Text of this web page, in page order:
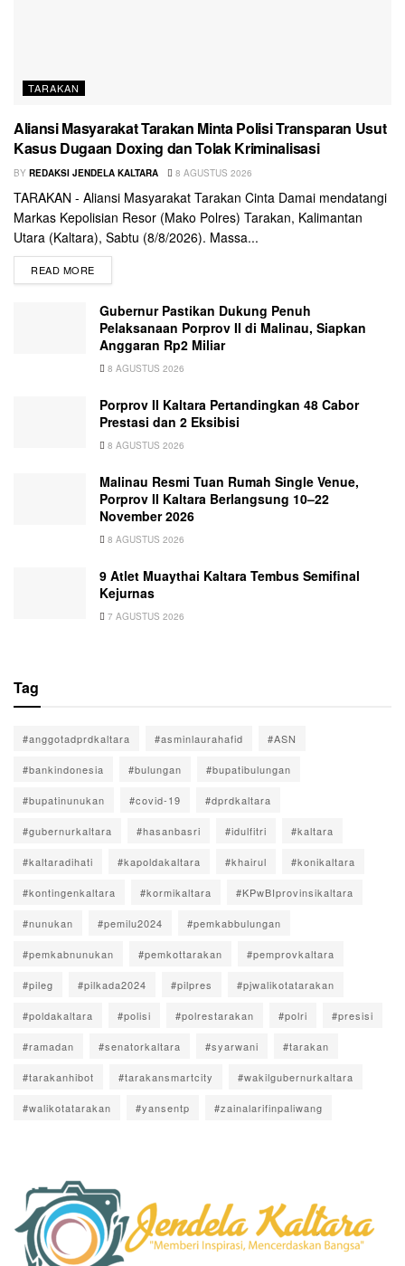
TARAKAN
Aliansi Masyarakat Tarakan Minta Polisi Transparan Usut
Kasus Dugaan Doxing dan Tolak Kriminalisasi
BY REDAKSI JENDELA KALTARA 8 AGUSTUS 2026
TARAKAN - Aliansi Masyarakat Tarakan Cinta Damai mendatangi
Markas Kepolisian Resor (Mako Polres) Tarakan, Kalimantan
Utara (Kaltara), Sabtu (8/8/2026). Massa...
READ MORE
Gubernur Pastikan Dukung Penuh
Pelaksanaan Porprov II di Malinau, Siapkan
Anggaran Rp2 Miliar
8 AGUSTUS 2026
Porprov II Kaltara Pertandingkan 48 Cabor
Prestasi dan 2 Eksibisi
8 AGUSTUS 2026
Malinau Resmi Tuan Rumah Single Venue,
Porprov II Kaltara Berlangsung 10–22
November 2026
8 AGUSTUS 2026
9 Atlet Muaythai Kaltara Tembus Semifinal
Kejurnas
7 AGUSTUS 2026
Tag
#anggotadprdkaltara #asminlaurahafid #ASN
#bankindonesia #bulungan #bupatibulungan
#bupatinunukan #covid-19 #dprdkaltara
#gubernurkaltara #hasanbasri #idulfitri #kaltara
#kaltaradihati #kapoldakaltara #khairul #konikaltara
#kontingenkaltara #kormikaltara #KPwBIprovinsikaltara
#nunukan #pemilu2024 #pemkabbulungan
#pemkabnunukan #pemkottarakan #pemprovkaltara
#pileg #pilkada2024 #pilpres #pjwalikotatarakan
#poldakaltara #polisi #polrestarakan #polri #presisi
#ramadan #senatorkaltara #syarwani #tarakan
#tarakanhibot #tarakansmartcity #wakilgubernurkaltara
#walikotatarakan #yansentp #zainalarifinpaliwang